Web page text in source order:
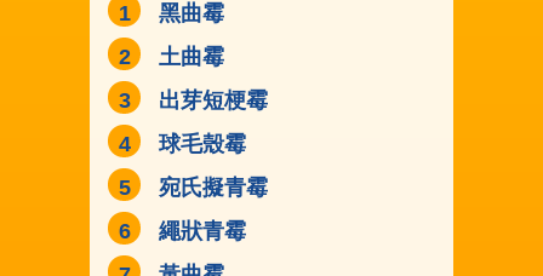
黑曲霉
土曲霉
出芽短梗霉
球毛殼霉
宛氏擬青霉
繩狀青霉